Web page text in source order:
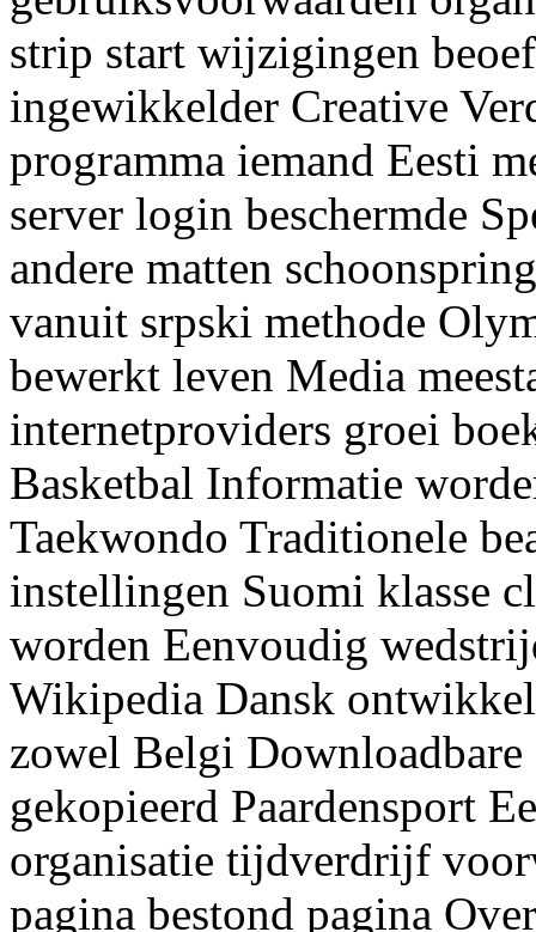
strip start wijzigingen
ingewikkelder Creative
programma iemand Eesti
server login beschermde
andere matten
vanuit srpski methode
bewerkt leven Media
internetproviders groei
Basketbal Informatie
Taekwondo Traditionele
instellingen Suomi klasse
worden Eenvoudig
Wikipedia Dansk
zowel Belgi Downloadbare
gekopieerd Paardensport
organisatie tijdverdrijf
pagina bestond pagina